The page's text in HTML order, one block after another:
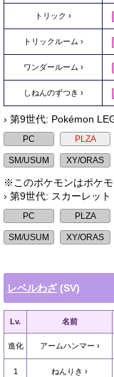
トリック
トリックルーム
ワンダールーム
しねんのずつき
› 第9世代: Pokémon
※このポケモンはポケモ
› 第9世代: スカーレッ
レベルわざ (SV)
Lv. 名前
進化 アームハンマー
1 ねんりき